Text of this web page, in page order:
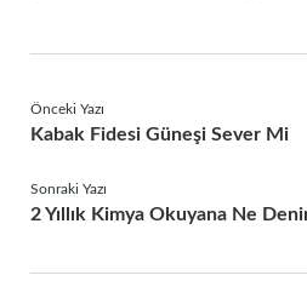
Önceki Yazı
Kabak Fidesi Güneşi Sever Mi
Sonraki Yazı
2 Yıllık Kimya Okuyana Ne